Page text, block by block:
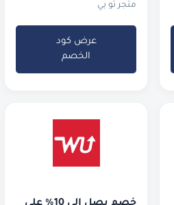
متجر تو بي
عرض كود
الخصم